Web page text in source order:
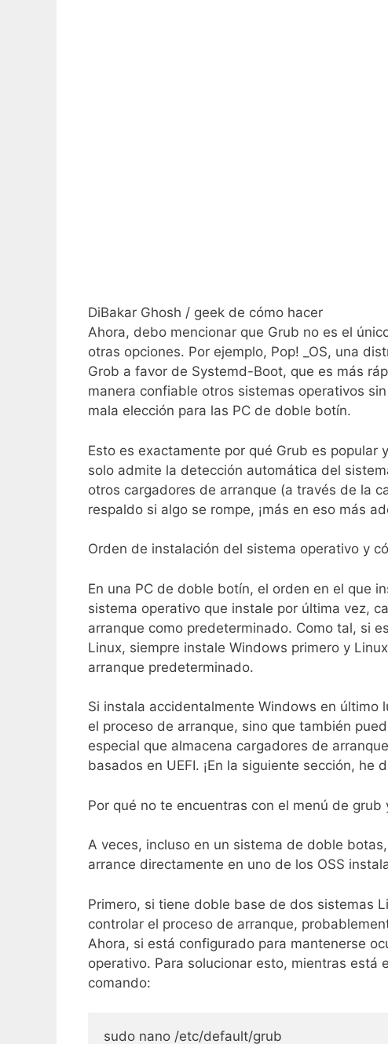
DiBakar Ghosh / geek de cómo hacer
Ahora, debo mencionar que Grub no es el
otras opciones. Por ejemplo, Pop! _OS, una
Grob a favor de Systemd-Boot, que es más
manera confiable otros sistemas operativos
mala elección para las PC de doble botín.
Esto es exactamente por qué Grub es
solo admite la detección automática del
otros cargadores de arranque (a través de la
respaldo si algo se rompe, ¡más en eso más
Orden de instalación del sistema operativo y
En una PC de doble botín, el orden en el que
sistema operativo que instale por última vez,
arranque como predeterminado. Como tal, si
Linux, siempre instale Windows primero y
arranque predeterminado.
Si instala accidentalmente Windows en último
el proceso de arranque, sino que también
especial que almacena cargadores de
basados en UEFI. ¡En la siguiente sección,
Por qué no te encuentras con el menú de grub
A veces, incluso en un sistema de doble
arrance directamente en uno de los OSS
Primero, si tiene doble base de dos sistemas
controlar el proceso de arranque,
Ahora, si está configurado para mantenerse
operativo. Para solucionar esto, mientras está
comando:
sudo nano /etc/default/grub